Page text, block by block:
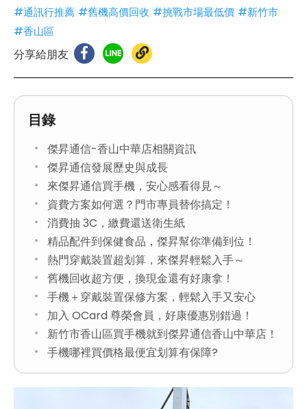
#通訊行推薦 #舊機高價回收 #挑戰市場最低價 #新竹市
#香山區
分享給朋友
目錄
傑昇通信-香山中華店相關資訊
傑昇通信發展歷史與成長
來傑昇通信買手機，安心感看得見～
資費方案如何選？門市專員替你搞定！
消費抽 3C，繳費還送衛生紙
精品配件到保健食品，傑昇幫你準備到位！
熱門穿戴裝置超划算，來傑昇輕鬆入手～
舊機回收超方便，換現金還有好康拿！
手機＋穿戴裝置保修方案，輕鬆入手又安心
加入 OCard 尊榮會員，好康優惠別錯過！
新竹市香山區買手機就到傑昇通信香山中華店！
手機哪裡買價格最便宜划算有保障?